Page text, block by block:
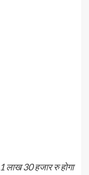
लाख 30 हजार रु होगा